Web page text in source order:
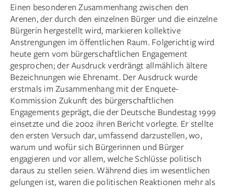
Einen besonderen Zusammenhang zwischen den
Arenen, der durch den einzelnen Bürger und die einzelne
Bürgerin hergestellt wird, markieren kollektive
Anstrengungen im öffentlichen Raum. Folgerichtig wird
heute gern vom bürgerschaftlichen Engagement
gesprochen; der Ausdruck verdrängt allmählich ältere
Bezeichnungen wie Ehrenamt. Der Ausdruck wurde
erstmals im Zusammenhang mit der Enquete-
Kommission Zukunft des bürgerschaftlichen
Engagements geprägt, die der Deutsche Bundestag 1999
einsetzte und die 2002 ihren Bericht vorlegte. Er stellte
den ersten Versuch dar, umfassend darzustellen, wo,
warum und wofür sich Bürgerinnen und Bürger
engagieren und vor allem, welche Schlüsse politisch
daraus zu stellen seien. Während dies im wesentlichen
gelungen ist, waren die politischen Reaktionen mehr als